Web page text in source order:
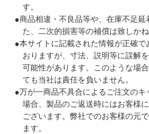
す。
●商品相違・不良品等や、在庫不足
た、二次的損害等の補償は致しかね
●本サイトに記載された情報が正確
おりますが、寸法、説明等に誤解
可能性があります。このような場
ても当社は責任を負いません。
●万が一商品不具合によるご注文の
場合、製品のご返送時にはお客様
ございます。弊社でのお客様の元
ます。